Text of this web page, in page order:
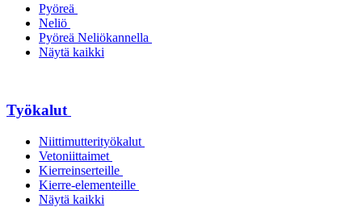
Pyöreä
Neliö
Pyöreä Neliökannella
Näytä kaikki
Työkalut
Niittimutterityökalut
Vetoniittaimet
Kierreinserteille
Kierre-elementeille
Näytä kaikki